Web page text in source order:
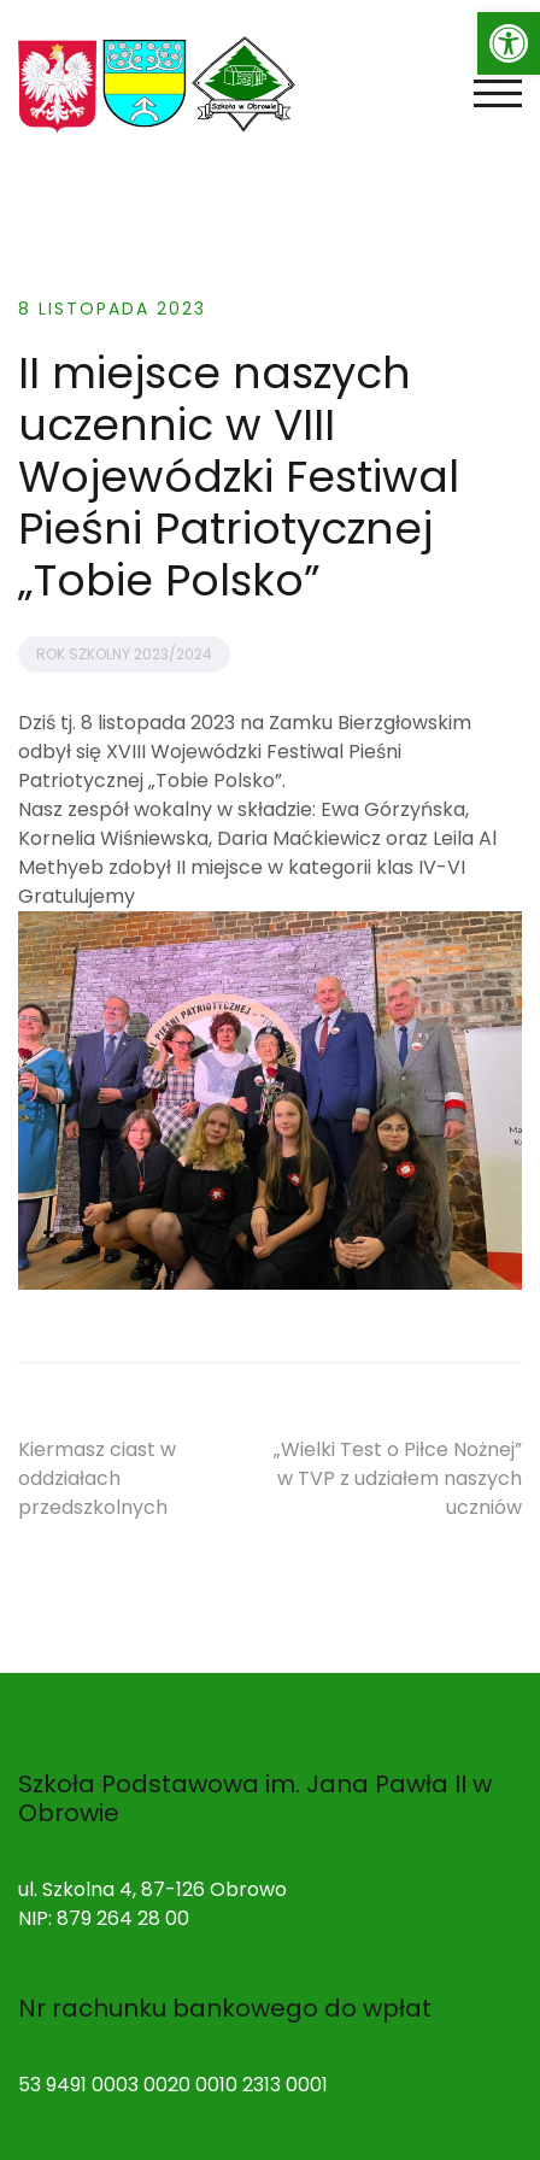
to
content
8 LISTOPADA 2023
II miejsce naszych
uczennic w VIII
Wojewódzki Festiwal
Pieśni Patriotycznej
„Tobie Polsko”
ROK SZKOLNY 2023/2024
Dziś tj. 8 listopada 2023 na Zamku Bierzgłowskim
odbył się XVIII Wojewódzki Festiwal Pieśni
Patriotycznej „Tobie Polsko”.
Nasz zespół wokalny w składzie: Ewa Górzyńska,
Kornelia Wiśniewska, Daria Maćkiewicz oraz Leila Al
Methyeb zdobył II miejsce w kategorii klas IV-VI
Gratulujemy
Nawigacja
wpisu
Kiermasz ciast w
oddziałach
przedszkolnych
„Wielki Test o Piłce Nożnej”
w TVP z udziałem naszych
uczniów
Szkoła Podstawowa im. Jana Pawła II w
Obrowie
ul. Szkolna 4, 87-126 Obrowo
NIP: 879 264 28 00
Nr rachunku bankowego do wpłat
53 9491 0003 0020 0010 2313 0001